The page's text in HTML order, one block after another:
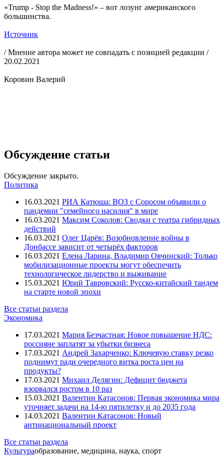
«Trump - Stop the Madness!» – вот лозунг американского
большинства.
Источник
/ Мнение автора может не совпадать с позицией редакции /
20.02.2021
Коровин Валерий
Обсуждение статьи
Обсуждение закрыто.
Политика
16.03.2021 РИА Катюша: ВОЗ с Соросом объявили о
пандемии "семейного насилия" в мире
16.03.2021 Максим Соколов: Сводки с театра гибридных
действий
16.03.2021 Олег Царёв: Возобновление войны в
Донбассе зависит от четырёх факторов
16.03.2021 Елена Ларина, Владимир Овчинский: Только
мобилизационные проекты могут обеспечить
технологическое лидерство и выживание
15.03.2021 Юрий Тавровский: Русско-китайский тандем
на старте новой эпохи
Все статьи раздела
Экономика
17.03.2021 Мария Безчастная: Новое повышение НДС:
россияне заплатят за убытки бизнеса
17.03.2021 Андрей Захарченко: Ключевую ставку резко
поднимут ради очередного витка роста цен на
продукты?
17.03.2021 Михаил Делягин: Дефицит бюджета
взорвался ростом в 10 раз
15.03.2021 Валентин Катасонов: Первая экономика мира
уточняет задачи на 14-ю пятилетку и до 2035 года
14.03.2021 Валентин Катасонов: Новый
антинациональный проект
Все статьи раздела
Культураобразование, медицина, наука, спорт